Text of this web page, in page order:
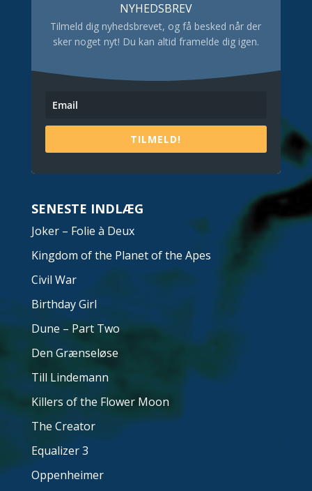
NYHEDSBREV
Tilmeld dig nyhedsbrevet, og få besked når der
sker noget nyt! Du kan altid framelde dig igen.
TILMELD!
SENESTE INDLÆG
Joker – Folie à Deux
Kingdom of the Planet of the Apes
Civil War
Birthday Girl
Dune – Part Two
Den Grænseløse
Till Lindemann
Killers of the Flower Moon
The Creator
Equalizer 3
Oppenheimer